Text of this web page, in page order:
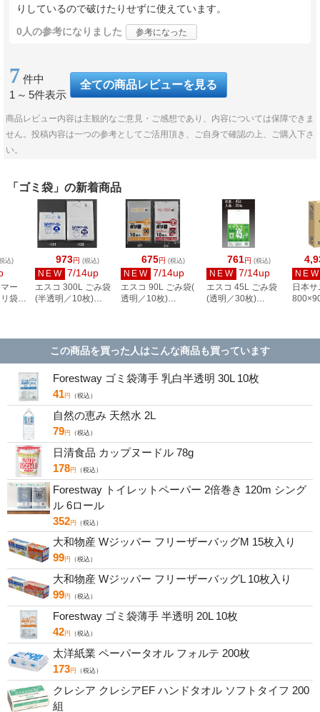
りしているので破けたりせずに使えています。
0人の参考になりました 参考になった
7 件中
1 ～ 5件表示
全ての商品レビューを見る
商品レビュー内容は主観的なご意見・ご感想であり、内容については保障できま
せん。投稿内容は一つの参考としてご活用頂き、ご自身で確認の上、ご購入下さ
い。
「ゴミ袋」の新着商品
973円 (税込)
NEW 7/14up
エスコ 300L ごみ袋
(半透明／10枚)
675円 (税込)
NEW 7/14up
エスコ 90L ごみ袋(
透明／10枚)
761円 (税込)
NEW 7/14up
エスコ 45L ごみ袋
(透明／30枚)
NEW
日本
込)
ー
袋
この商品を買った人はこんな商品も買っています
Forestway ゴミ袋薄手 乳白半透明 30L 10枚
41円 （税込）
自然の恵み 天然水 2L
79円 （税込）
日清食品 カップヌードル 78g
178円 （税込）
Forestway トイレットペーパー 2倍巻き 120m シング
ル 6ロール
352円 （税込）
大和物産 Wジッパー フリーザーバッグM 15枚入り
99円 （税込）
大和物産 Wジッパー フリーザーバッグL 10枚入り
99円 （税込）
Forestway ゴミ袋薄手 半透明 20L 10枚
42円 （税込）
太洋紙業 ペーパータオル フォルテ 200枚
173円 （税込）
クレシア クレシアEF ハンドタオル ソフトタイフ 200
組